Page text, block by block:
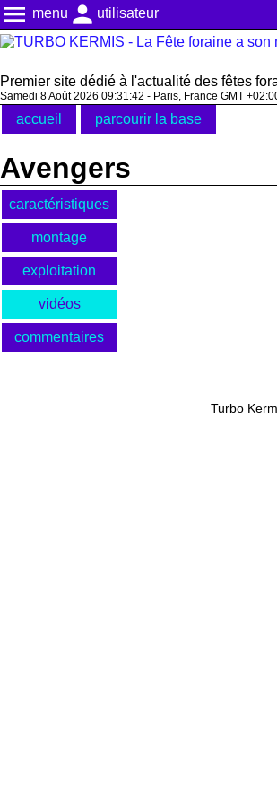
menu menu person utilisateur
Premier site dédié à l'actualité des fêtes
Samedi 8 Août 2026 09:31:42 - Paris, France GMT
accueil parcourir la base
Avengers
caractéristiques
montage
exploitation
vidéos
commentaires
Turbo